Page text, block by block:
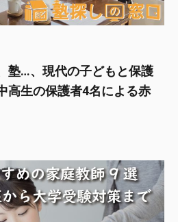
塾…、現代の子どもと保護
高生の保護者4名による赤